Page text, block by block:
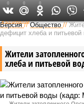
Версия //Общество //
дефицит хлеба и питьевой
Жители
хлеба и питьевой
0 0 0